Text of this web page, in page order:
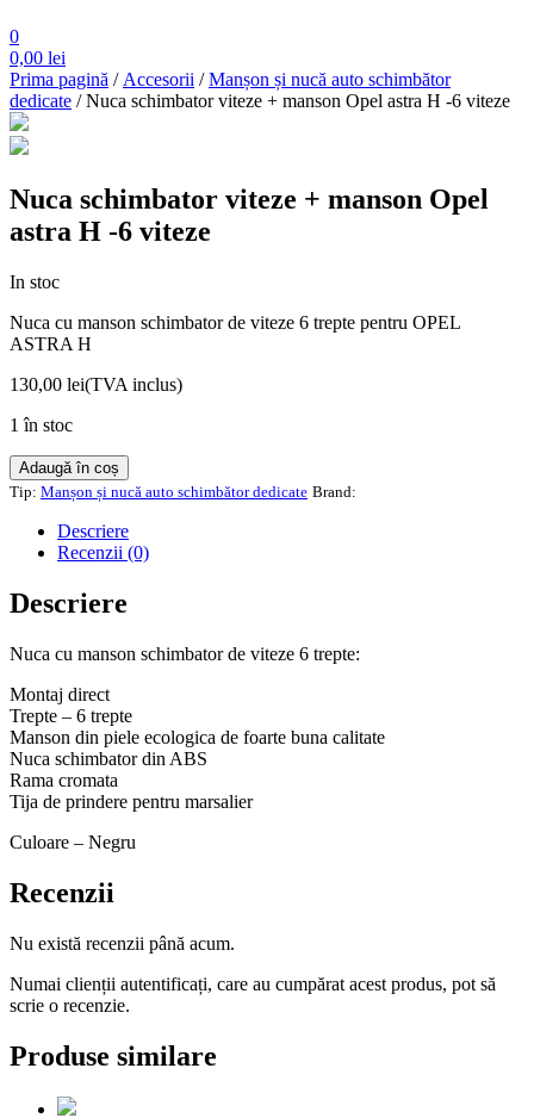
0
0,00 lei
Prima pagină /Accesorii /Manșon și nucă auto schimbător
dedicate / Nuca schimbator viteze + manson Opel astra H -6 viteze
Nuca schimbator viteze + manson Opel
astra H -6 viteze
In stoc
Nuca cu manson schimbator de viteze 6 trepte pentru OPEL
ASTRA H
130,00 lei(TVA inclus)
1 în stoc
Cantitate
Nuca
schimbator
viteze
Opel
astra
-6
Adaugă în coș
Tip: Manșon și nucă auto schimbător dedicate Brand:
Descriere
Recenzii (0)
Descriere
Nuca cu manson schimbator de viteze 6 trepte:
Montaj direct
Trepte – 6 trepte
Manson din piele ecologica de foarte buna calitate
Nuca schimbator din ABS
Rama cromata
Tija de prindere pentru marsalier
Culoare – Negru
Recenzii
Nu există recenzii până acum.
Numai clienții autentificați, care au cumpărat acest produs, pot să
scrie o recenzie.
Produse similare